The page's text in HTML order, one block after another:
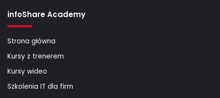
infoShare Academy
Strona główna
Kursy z trenerem
Kursy wideo
Szkolenia IT dla firm